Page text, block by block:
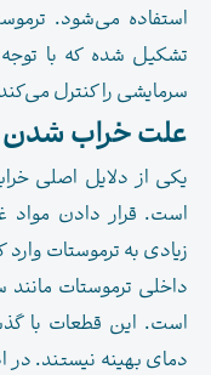
استفاده می‌شود.
تشکیل شده که با
سرمایشی را کنترل
علت خراب شدن
یکی از دلایل اصلی
است. قرار دادن مواد
زیادی به ترموستات
داخلی ترموستات
است. این قطعات با
دمای بهینه نیستند. در